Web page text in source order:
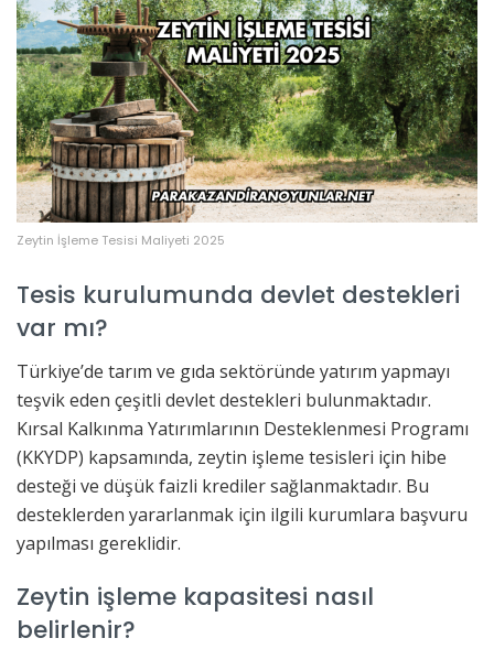
Zeytin İşleme Tesisi Maliyeti 2025
Tesis kurulumunda devlet destekleri
var mı?
Türkiye’de tarım ve gıda sektöründe yatırım yapmayı
teşvik eden çeşitli devlet destekleri bulunmaktadır.
Kırsal Kalkınma Yatırımlarının Desteklenmesi Programı
(KKYDP) kapsamında, zeytin işleme tesisleri için hibe
desteği ve düşük faizli krediler sağlanmaktadır. Bu
desteklerden yararlanmak için ilgili kurumlara başvuru
yapılması gereklidir.
Zeytin işleme kapasitesi nasıl
belirlenir?